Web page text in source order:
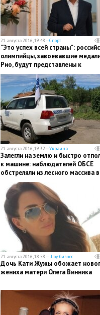
21 августа 2016, 19:48 —Спорт
"Это успех всей страны":
олимпийцы, завоевавшие
Рио, будут представлены к
госнаградам – Мутко
21 августа 2016, 19:32 —Украина
Залегли на землю и быстро
к машине: наблюдателей ОБСЕ
обстреляли из лесного массива в
районе Луганска
21 августа 2016, 18:58 —Шоу-бизнес
Дочь Кати Жужы обожает
жениха матери Олега Винника